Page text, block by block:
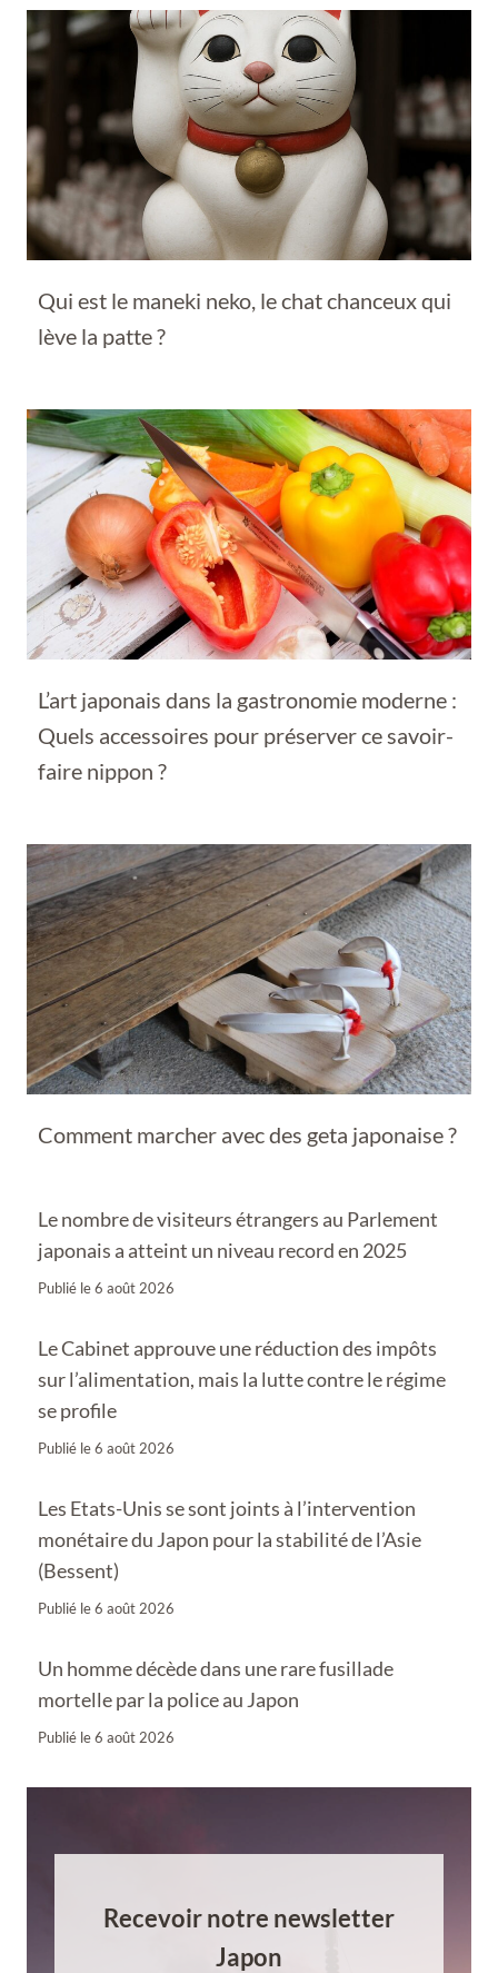
Qui est le maneki neko, le chat chanceux qui
lève la patte ?
L’art japonais dans la gastronomie moderne :
Quels accessoires pour préserver ce savoir-
faire nippon ?
Comment marcher avec des geta japonaise ?
Le nombre de visiteurs étrangers au Parlement
japonais a atteint un niveau record en 2025
Publié le6 août 2026
Le Cabinet approuve une réduction des impôts
sur l’alimentation, mais la lutte contre le régime
se profile
Publié le6 août 2026
Les Etats-Unis se sont joints à l’intervention
monétaire du Japon pour la stabilité de l’Asie
(Bessent)
Publié le6 août 2026
Un homme décède dans une rare fusillade
mortelle par la police au Japon
Publié le6 août 2026
Recevoir notre newsletter
Japon